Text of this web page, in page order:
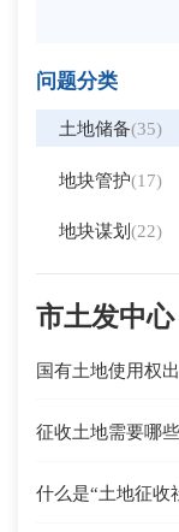
问题分类
土地储备(35)
地块管护(17)
地块谋划(22)
市土发中心
国有土地使用权
征收土地需要哪
什么是“土地征收